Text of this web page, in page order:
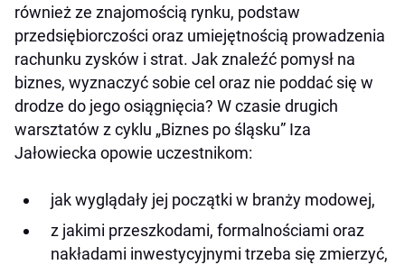
również ze znajomością rynku, podstaw
przedsiębiorczości oraz umiejętnością prowadzenia
rachunku zysków i strat. Jak znaleźć pomysł na
biznes, wyznaczyć sobie cel oraz nie poddać się w
drodze do jego osiągnięcia? W czasie drugich
warsztatów z cyklu „Biznes po śląsku” Iza
Jałowiecka opowie uczestnikom:
jak wyglądały jej początki w branży modowej,
z jakimi przeszkodami, formalnościami oraz
nakładami inwestycyjnymi trzeba się zmierzyć,